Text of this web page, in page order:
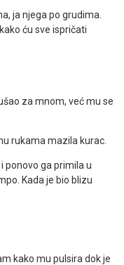
ja njega po grudima.
ću sve ispričati
za mnom, već mu se
rukama mazila kurac.
ponovo ga primila u
Kada je bio blizu
kako mu pulsira dok je